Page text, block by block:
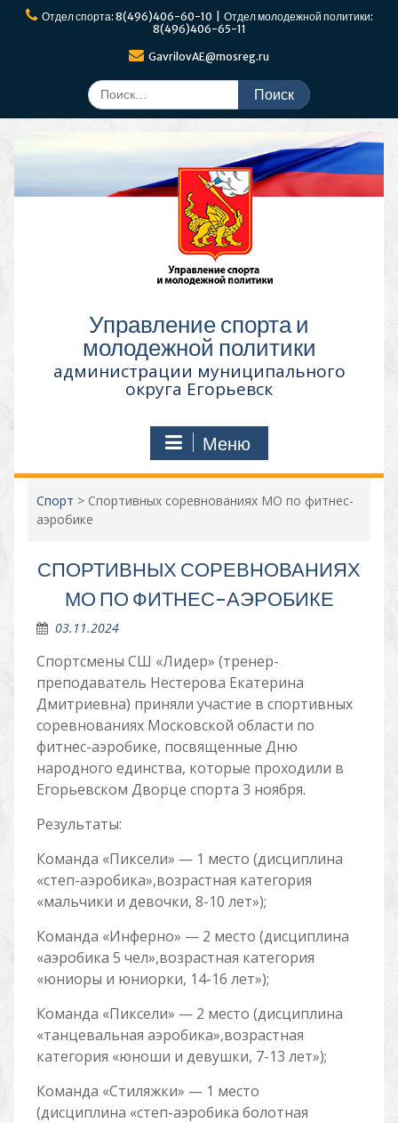
ПерейтиОтдел спорта: 8(496)406-60-10 | Отдел молодежной политики:
8(496)406-65-11
GavrilovAE@mosreg.ru
Поиск
по:
Управление спорта и
молодежной политики
администрации муниципального
округа Егорьевск
Меню
Спорт > Спортивных соревнованиях МО по фитнес-
аэробике
СПОРТИВНЫХ СОРЕВНОВАНИЯХ
МО ПО ФИТНЕС-АЭРОБИКЕ
03.11.2024
Спортсмены СШ «Лидер» (тренер-
преподаватель Нестерова Екатерина
Дмитриевна) приняли участие в спортивных
соревнованиях Московской области по
фитнес-аэробике, посвященные Дню
народного единства, которые проходили в
Егорьевском Дворце спорта 3 ноября.
Результаты:
Команда «Пиксели» — 1 место (дисциплина
«степ-аэробика»,возрастная категория
«мальчики и девочки, 8-10 лет»);
Команда «Инферно» — 2 место (дисциплина
«аэробика 5 чел»,возрастная категория
«юниоры и юниорки, 14-16 лет»);
Команда «Пиксели» — 2 место (дисциплина
«танцевальная аэробика»,возрастная
категория «юноши и девушки, 7-13 лет»);
Команда «Стиляжки» — 1 место
(дисциплина «степ-аэробика болотная